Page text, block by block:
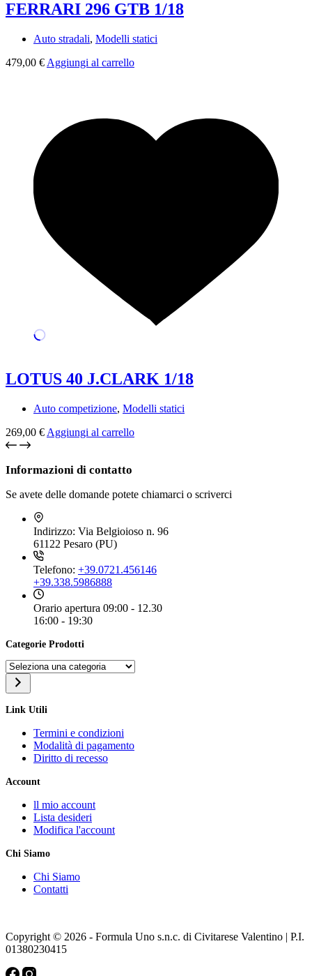
FERRARI 296 GTB 1/18
Auto stradali, Modelli statici
479,00 € Aggiungi al carrello
LOTUS 40 J.CLARK 1/18
Auto competizione, Modelli statici
269,00 € Aggiungi al carrello
Informazioni di contatto
Se avete delle domande potete chiamarci o scriverci
Indirizzo: Via Belgioioso n. 96
61122 Pesaro (PU)
Telefono: +39.0721.456146
+39.338.5986888
Orario apertura 09:00 - 12.30
16:00 - 19:30
Categorie Prodotti
Seleziona
una
categoria
Link Utili
Termini e condizioni
Modalità di pagamento
Diritto di recesso
Account
ll mio account
Lista desideri
Modifica l'account
Chi Siamo
Chi Siamo
Contatti
Copyright © 2026 - Formula Uno s.n.c. di Civitarese Valentino | P.I.
01380230415